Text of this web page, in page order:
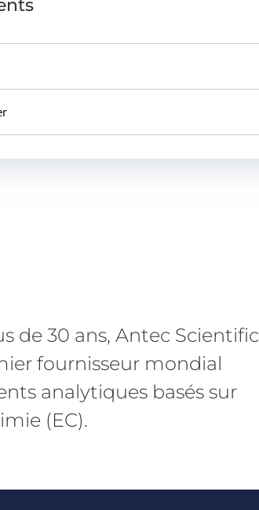
de 30 ans, Antec Scientific
fournisseur mondial
analytiques basés sur
(EC).